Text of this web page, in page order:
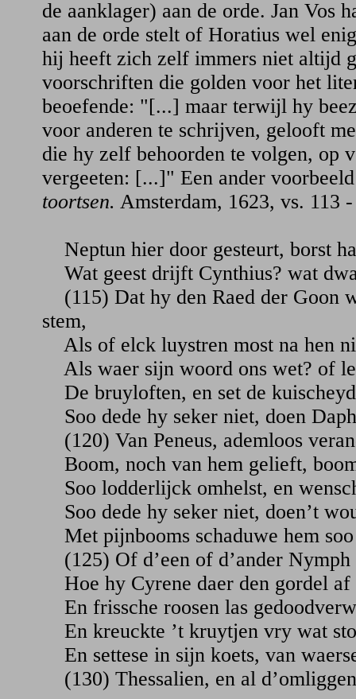
de aanklager) aan de orde. Jan Vos
aan de orde stelt of Horatius wel
hij heeft zich zelf immers niet altijd
voorschriften die golden voor het
beoefende: "[...] maar terwijl hy
voor anderen te schrijven, gelooft
die hy zelf behoorden te volgen, op
vergeeten: [...]" Een ander
toortsen. Amsterdam, 1623, vs. 113
Neptun hier door gesteurt, borst
Wat geest drijft Cynthius? wat
(115) Dat hy den Raed der Goon
stem,
Als of elck luystren most na hen
Als waer sijn woord ons wet? of
De bruyloften, en set de
Soo dede hy seker niet, doen
(120) Van Peneus, ademloos
Boom, noch van hem gelieft,
Soo lodderlijck omhelst, en
Soo dede hy seker niet, doen’t
Met pijnbooms schaduwe hem
(125) Of d’een of d’ander
Hoe hy Cyrene daer den gordel af
En frissche roosen las
En kreuckte ’t kruytjen vry wat
En settese in sijn koets, van
(130) Thessalien, en al